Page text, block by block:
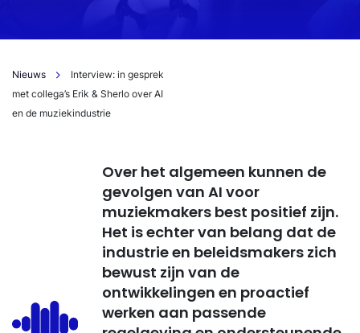
Nieuws
Interview: in gesprek
met collega’s Erik & Sherlo over AI
en de muziekindustrie
Over het algemeen kunnen de
gevolgen van AI voor
muziekmakers best positief zijn.
Het is echter van belang dat de
industrie en beleidsmakers zich
bewust zijn van de
ontwikkelingen en proactief
werken aan passende